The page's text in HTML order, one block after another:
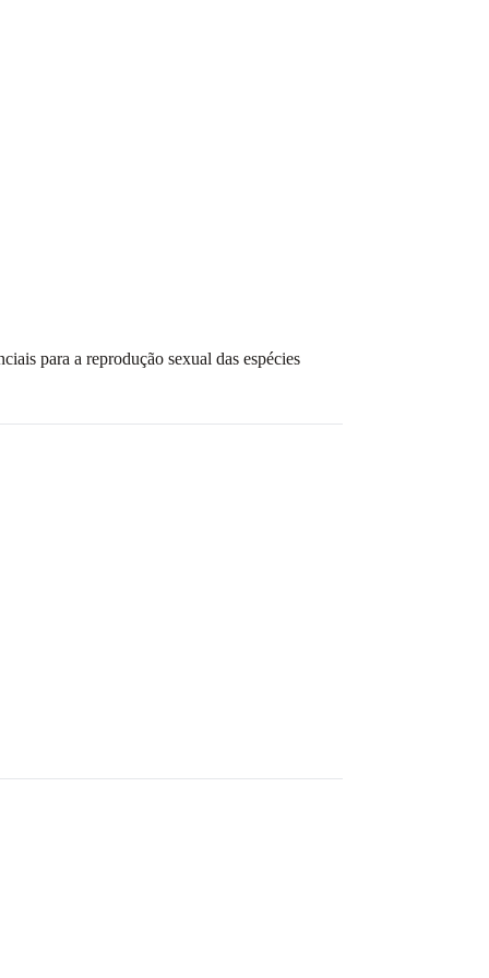
para a reprodução sexual das espécies